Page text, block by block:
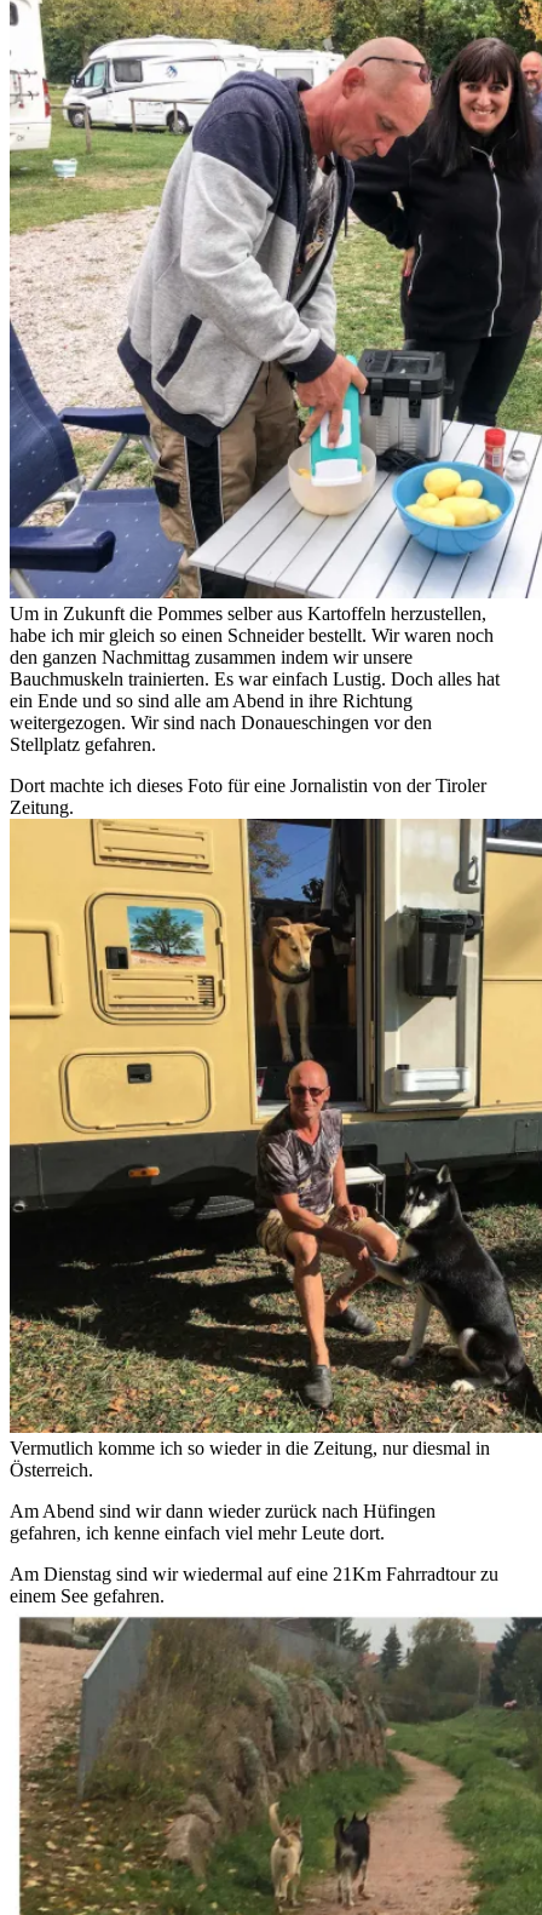
Um in Zukunft die Pommes selber aus Kartoffeln herzustellen,
habe ich mir gleich so einen Schneider bestellt. Wir waren noch
den ganzen Nachmittag zusammen indem wir unsere
Bauchmuskeln trainierten. Es war einfach Lustig. Doch alles hat
ein Ende und so sind alle am Abend in ihre Richtung
weitergezogen. Wir sind nach Donaueschingen vor den
Stellplatz gefahren.
Dort machte ich dieses Foto für eine Jornalistin von der Tiroler
Zeitung.
Vermutlich komme ich so wieder in die Zeitung, nur diesmal in
Österreich.
Am Abend sind wir dann wieder zurück nach Hüfingen
gefahren, ich kenne einfach viel mehr Leute dort.
Am Dienstag sind wir wiedermal auf eine 21Km Fahrradtour zu
einem See gefahren.